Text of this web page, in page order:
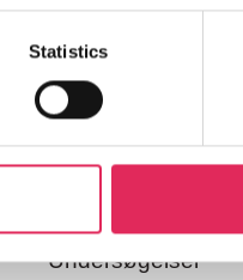
Statistics
Undersøgelser